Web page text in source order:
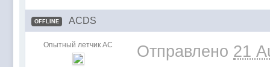
OFFLINE ACDS
Опытный летчик АС Отправлено 21